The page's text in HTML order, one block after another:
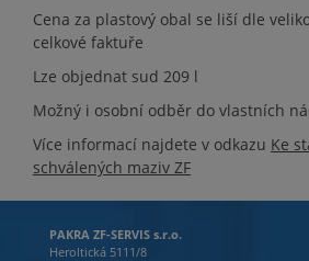
Cena za plastový obal se liší dle
celkové faktuře
Lze objednat sud 209 l
Možný i osobní odběr do vlastních
Více informací najdete v odkazu Ke
schválených maziv ZF
PAKRA ZF-SERVIS s.r.o.
Heroltická 5111/8